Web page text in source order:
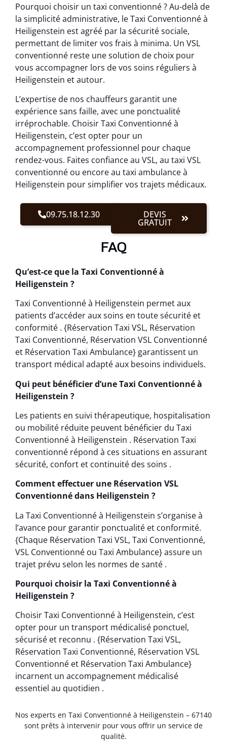
Pourquoi choisir un taxi conventionné ? Au-delà de
la simplicité administrative, le Taxi Conventionné à
Heiligenstein est agréé par la sécurité sociale,
permettant de limiter vos frais à minima. Un VSL
conventionné reste une solution de choix pour
vous accompagner lors de vos soins réguliers à
Heiligenstein et autour.
L’expertise de nos chauffeurs garantit une
expérience sans faille, avec une ponctualité
irréprochable. Choisir Taxi Conventionné à
Heiligenstein, c’est opter pour un
accompagnement professionnel pour chaque
rendez-vous. Faites confiance au VSL, au taxi VSL
conventionné ou encore au taxi ambulance à
Heiligenstein pour simplifier vos trajets médicaux.
09.75.18.12.30 DEVIS
GRATUIT
FAQ
Qu’est-ce que la Taxi Conventionné à
Heiligenstein ?
Taxi Conventionné à Heiligenstein permet aux
patients d’accéder aux soins en toute sécurité et
conformité . {Réservation Taxi VSL, Réservation
Taxi Conventionné, Réservation VSL Conventionné
et Réservation Taxi Ambulance} garantissent un
transport médical adapté aux besoins individuels.
Qui peut bénéficier d’une Taxi Conventionné à
Heiligenstein ?
Les patients en suivi thérapeutique, hospitalisation
ou mobilité réduite peuvent bénéficier du Taxi
Conventionné à Heiligenstein . Réservation Taxi
conventionné répond à ces situations en assurant
sécurité, confort et continuité des soins .
Comment effectuer une Réservation VSL
Conventionné dans Heiligenstein ?
La Taxi Conventionné à Heiligenstein s’organise à
l’avance pour garantir ponctualité et conformité.
{Chaque Réservation Taxi VSL, Taxi Conventionné,
VSL Conventionné ou Taxi Ambulance} assure un
trajet prévu selon les normes de santé .
Pourquoi choisir la Taxi Conventionné à
Heiligenstein ?
Choisir Taxi Conventionné à Heiligenstein, c’est
opter pour un transport médicalisé ponctuel,
sécurisé et reconnu . {Réservation Taxi VSL,
Réservation Taxi Conventionné, Réservation VSL
Conventionné et Réservation Taxi Ambulance}
incarnent un accompagnement médicalisé
essentiel au quotidien .
Nos experts en Taxi Conventionné à Heiligenstein – 67140
sont prêts à intervenir pour vous offrir un service de
qualité.